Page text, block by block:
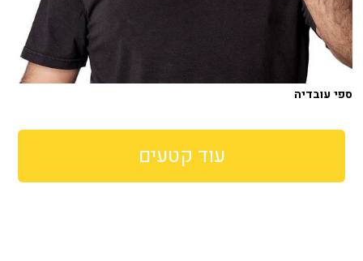
ספי עובדיה
עוד קטעים